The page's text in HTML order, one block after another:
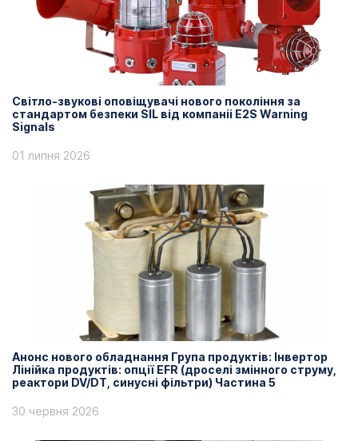
Світло-звукові оповіщувачі нового покоління за
стандартом безпеки SIL від компаніі E2S Warning
Signals
01 липня 2026
Анонс нового обладнання Група продуктів: Інвертор
Лінійка продуктів: опції EFR (дроселі змінного струму,
реактори DV/DT, синусні фільтри) Частина 5
30 червня 2026